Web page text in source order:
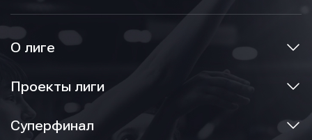
О лиге
Проекты лиги
Суперфинал